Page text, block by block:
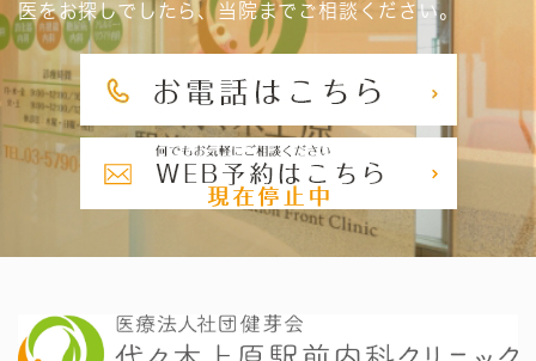
医をお探しでしたら、当院までご相談ください。